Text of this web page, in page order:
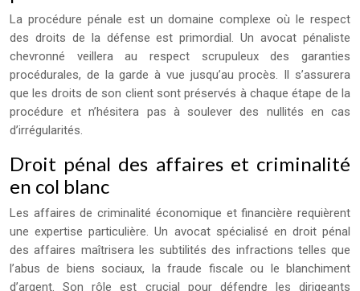
La procédure pénale est un domaine complexe où le respect
des droits de la défense est primordial. Un avocat pénaliste
chevronné veillera au respect scrupuleux des garanties
procédurales, de la garde à vue jusqu’au procès. Il s’assurera
que les droits de son client sont préservés à chaque étape de la
procédure et n’hésitera pas à soulever des nullités en cas
d’irrégularités.
Droit pénal des affaires et criminalité
en col blanc
Les affaires de criminalité économique et financière requièrent
une expertise particulière. Un avocat spécialisé en droit pénal
des affaires maîtrisera les subtilités des infractions telles que
l’abus de biens sociaux, la fraude fiscale ou le blanchiment
d’argent. Son rôle est crucial pour défendre les dirigeants